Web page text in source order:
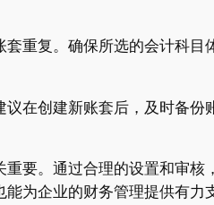
重复。确保所选的会计科目
在创建新账套后，及时备份
要。通过合理的设置和审核
为企业的财务管理提供有力